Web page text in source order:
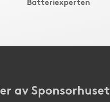
av Sponsorhuset